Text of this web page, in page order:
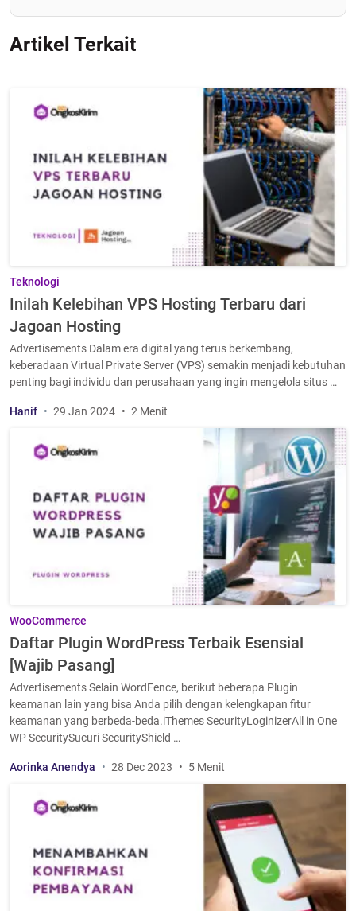
Artikel Terkait
Teknologi
Inilah Kelebihan VPS Hosting Terbaru dari
Jagoan Hosting
Advertisements Dalam era digital yang terus berkembang,
keberadaan Virtual Private Server (VPS) semakin menjadi kebutuhan
penting bagi individu dan perusahaan yang ingin mengelola situs …
Hanif 29 Jan 2024 2 Menit
WooCommerce
Daftar Plugin WordPress Terbaik Esensial
[Wajib Pasang]
Advertisements Selain WordFence, berikut beberapa Plugin
keamanan lain yang bisa Anda pilih dengan kelengkapan fitur
keamanan yang berbeda-beda.iThemes SecurityLoginizerAll in One
WP SecuritySucuri SecurityShield …
Aorinka Anendya 28 Dec 2023 5 Menit